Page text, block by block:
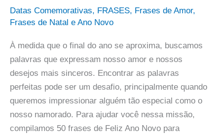
Datas Comemorativas, FRASES, Frases de Amor,
Frases de Natal e Ano Novo
À medida que o final do ano se aproxima, buscamos
palavras que expressam nosso amor e nossos
desejos mais sinceros. Encontrar as palavras
perfeitas pode ser um desafio, principalmente quando
queremos impressionar alguém tão especial como o
nosso namorado. Para ajudar você nessa missão,
compilamos 50 frases de Feliz Ano Novo para